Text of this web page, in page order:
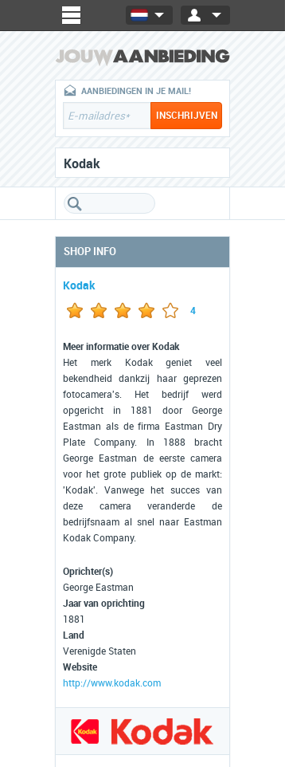
AANBIEDINGEN IN JE MAIL!
Kodak
SHOP INFO
Kodak
4
Meer informatie over Kodak
Het merk Kodak geniet veel
bekendheid dankzij haar geprezen
fotocamera's. Het bedrijf werd
opgericht in 1881 door George
Eastman als de firma Eastman Dry
Plate Company. In 1888 bracht
George Eastman de eerste camera
voor het grote publiek op de markt:
'Kodak'. Vanwege het succes van
deze camera veranderde de
bedrijfsnaam al snel naar Eastman
Kodak Company.
Oprichter(s)
George Eastman
Jaar van oprichting
1881
Land
Verenigde Staten
Website
http://www.kodak.com